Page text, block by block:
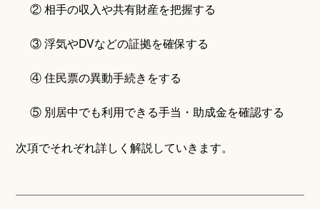
② 相手の収入や共有財産を把握する
③ 浮気やDVなどの証拠を確保する
④ 住民票の異動手続きをする
⑤ 別居中でも利用できる手当・助成金を確認する
次項でそれぞれ詳しく解説していきます。